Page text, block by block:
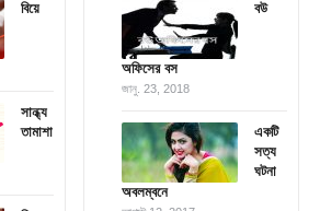
বিয়ে
সান্ধ্য
তামাশা
বউ
অফিসের বস
জানু. 23, 2018
একটি
সত্য
ঘটনা
অবলম্বনে